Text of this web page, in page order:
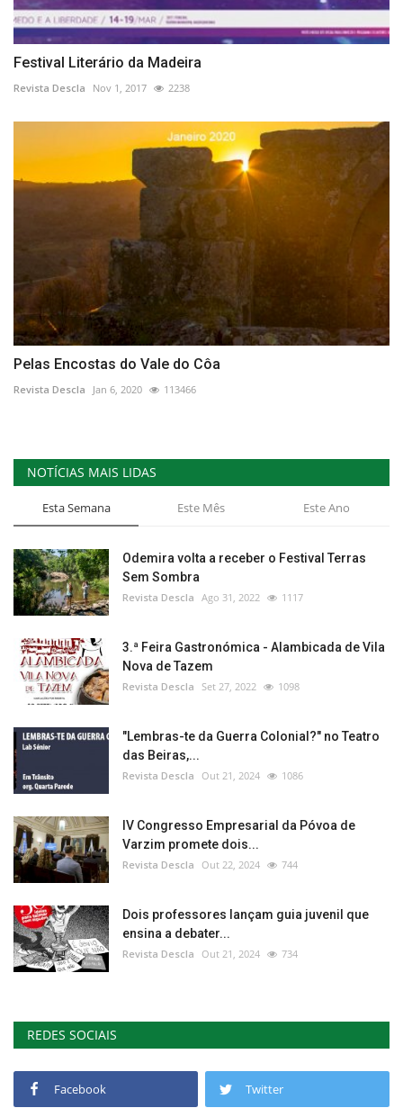
Festival Literário da Madeira
Revista Descla Nov 1, 2017 2238
Pelas Encostas do Vale do Côa
Revista Descla Jan 6, 2020 113466
NOTÍCIAS MAIS LIDAS
Esta Semana Este Mês Este Ano
Odemira volta a receber o Festival Terras
Sem Sombra
Revista Descla Ago 31, 2022 1117
3.ª Feira Gastronómica - Alambicada de Vila
Nova de Tazem
Revista Descla Set 27, 2022 1098
"Lembras-te da Guerra Colonial?" no Teatro
das Beiras,...
Revista Descla Out 21, 2024 1086
IV Congresso Empresarial da Póvoa de
Varzim promete dois...
Revista Descla Out 22, 2024 744
Dois professores lançam guia juvenil que
ensina a debater...
Revista Descla Out 21, 2024 734
REDES SOCIAIS
Facebook Twitter